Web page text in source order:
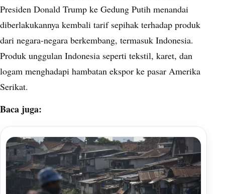
Presiden Donald Trump ke Gedung Putih menandai
diberlakukannya kembali tarif sepihak terhadap produk
dari negara-negara berkembang, termasuk Indonesia.
Produk unggulan Indonesia seperti tekstil, karet, dan
logam menghadapi hambatan ekspor ke pasar Amerika
Serikat.
Baca juga: